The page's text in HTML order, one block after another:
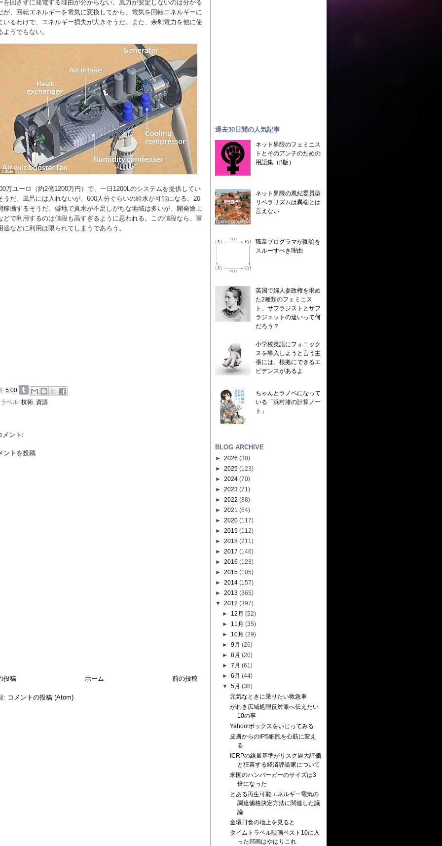
を回さずに発電する理由が分からない。風力が安定しないのは分かる
が、回転エネルギーを電気に変換してから、電気を回転エネルギーに
いるわけで、エネルギー損失が大きそうだ。また、余剰電力を他に使
ようでもない。
万ユーロ（約2億1200万円）で、一日1200Lのシステムを提供してい
うだ。風呂には入れないが、600人分ぐらいの給水が可能になる。20
稼働するそうだ。僻地で真水が不足しがちな地域は多いが、開発途上
どで利用するのは値段も高すぎるように思われる。この値段なら、軍
途などに利用は限られてしまうであろう。
: 5:00
ラベル: 技術 資源
メント:
ントを投稿
投稿 ホーム 前の投稿
: コメントの投稿 (Atom)
過去30日間の人気記事
ネット界隈のフェミニス
トとそのアンチのための
用語集（β版）
ネット界隈の風紀委員型
リベラリズムは異端とは
言えない
職業プログラマが圏論を
スルーすべき理由
英国で婦人参政権を求め
た2種類のフェミニス
ト、サフラジストとサフ
ラジェットの違いって何
だろう？
小学校英語にフォニック
スを導入しようと言う主
張には、根拠にできるエ
ビデンスがあるよ
ちゃんとラノベになって
いる「浜村渚の計算ノー
ト」
BLOG ARCHIVE
► 2026 (30)
► 2025 (123)
► 2024 (70)
► 2023 (71)
► 2022 (88)
► 2021 (64)
► 2020 (117)
► 2019 (112)
► 2018 (211)
► 2017 (146)
► 2016 (123)
► 2015 (105)
► 2014 (157)
► 2013 (365)
▼ 2012 (397)
► 12月 (52)
► 11月 (35)
► 10月 (29)
►9月 (26)
►8月 (20)
►7月 (61)
►6月 (44)
▼ 5月 (38)
元気なときに乗りたい救急車
がれき広域処理反対派へ伝えたい
10の事
Yahoo!ボックスをいじってみる
皮膚からのiPS細胞を心筋に変え
る
ICRPの線量基準がリスク過大評価
と狂喜する経済評論家について
米国のハンバーガーのサイズは3
倍になった
とある再生可能エネルギー電気の
調達価格決定方法に関連した議
論
金環日食の地上を見ると
タイムトラベル映画ベスト10に入
った邦画はやはりこれ